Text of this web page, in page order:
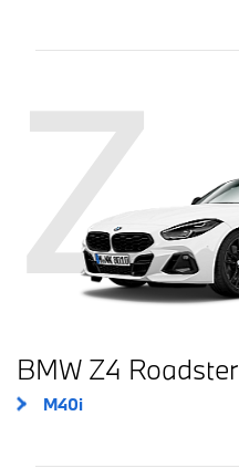
BMW Z4 Roadster
M40i
Z